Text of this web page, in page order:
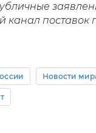
канал поставок
Новости